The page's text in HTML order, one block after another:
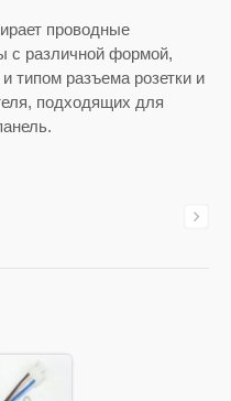
проводные
с различной формой,
типом разъема розетки и
подходящих для